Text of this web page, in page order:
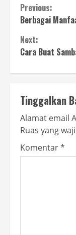
Continue
Reading
Previous:
Berbagai
Next:
Cara Buat
Tinggalkan
Alamat email
Ruas yang
Komentar*